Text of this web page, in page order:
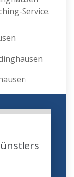
Service.